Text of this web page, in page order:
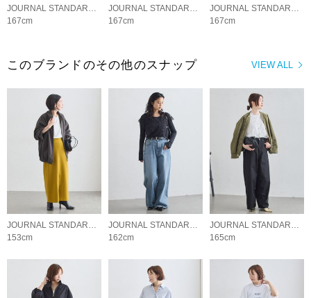
JOURNAL STANDARD L'ESSAGE
167cm
JOURNAL STANDARD L'ESSAGE
167cm
JOURNAL STANDARD L'ESSAGE
167cm
VIEW ALL
このブランドのその他のスナップ
JOURNAL STANDARD L'ESSAGE
153cm
JOURNAL STANDARD L'ESSAGE
162cm
JOURNAL STANDARD L'ESSAGE
165cm